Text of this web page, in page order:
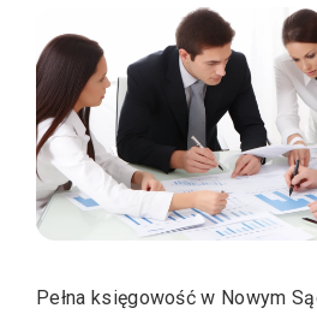
Pełna księgowość w Nowym